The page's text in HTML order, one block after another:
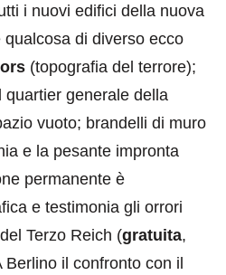
i nuovi edifici della nuova
di diverso ecco
(topografia del terrore);
quartier generale della
vuoto; brandelli di muro
e la pesante impronta
permanente è
e testimonia gli orrori
Terzo Reich (gratuita,
il confronto con il